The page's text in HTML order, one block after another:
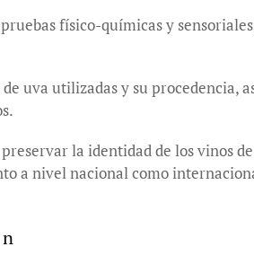
físico-químicas y
uva utilizadas y su procedencia,
la identidad de los vinos
a nivel nacional como